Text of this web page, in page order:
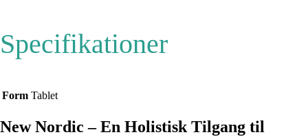
Specifikationer
Form Tablet
New Nordic – En Holistisk Tilgang til